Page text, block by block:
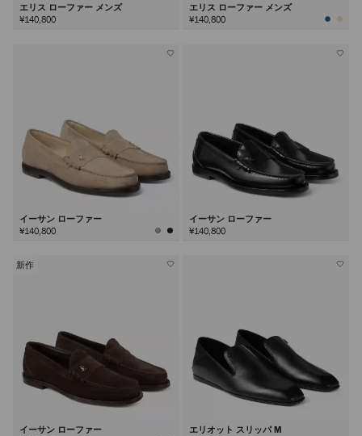
エリス ローファー メンズ
¥140,800
エリス ローファー メンズ
¥140,800
イーサン ローファー
¥140,800
イーサン ローファー
¥140,800
新作
イーサン ローファー
エリオット スリッパ M